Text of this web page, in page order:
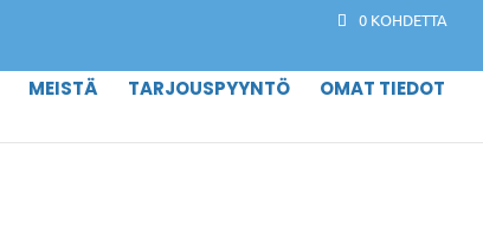
0 KOHDETTA
MEISTÄ TARJOUSPYYNTÖ OMAT TIEDOT